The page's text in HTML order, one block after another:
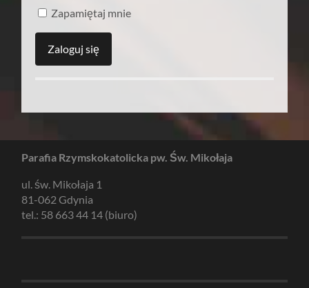
Zapamiętaj mnie
Parafia Rzymskokatolicka pw. Św. Mikołaja
ul. św. Mikołaja 1
81-062 Gdynia
tel.: 58 663 44 14 (biuro)